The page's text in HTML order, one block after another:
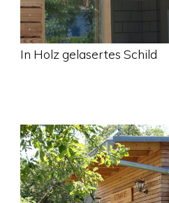
In Holz gelasertes Schild